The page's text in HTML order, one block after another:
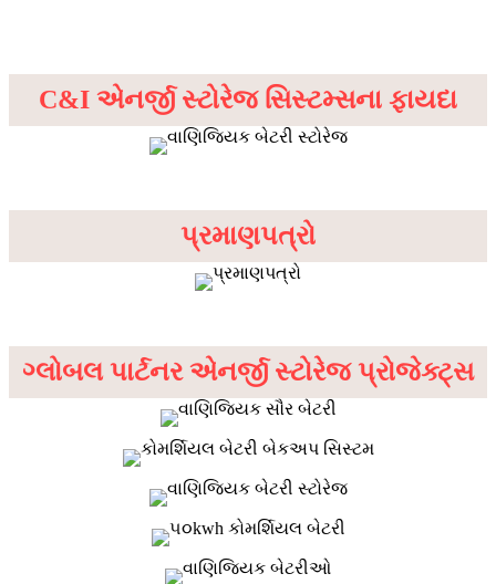
C&I એનર્જી સ્ટોરેજ સિસ્ટમ્સના ફાયદા
પ્રમાણપત્રો
ગ્લોબલ પાર્ટનર એનર્જી સ્ટોરેજ પ્રોજેક્ટ્સ